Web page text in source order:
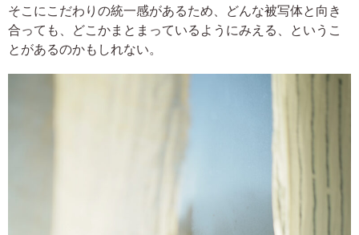
そこにこだわりの統一感があるため、どんな被写体と向き
合っても、どこかまとまっているようにみえる、というこ
とがあるのかもしれない。